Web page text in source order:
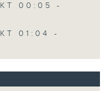
00:05 -
01:04 -